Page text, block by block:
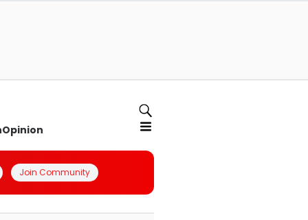
Opinion
Join Community